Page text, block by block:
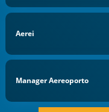
Aerei
Manager Aereoporto